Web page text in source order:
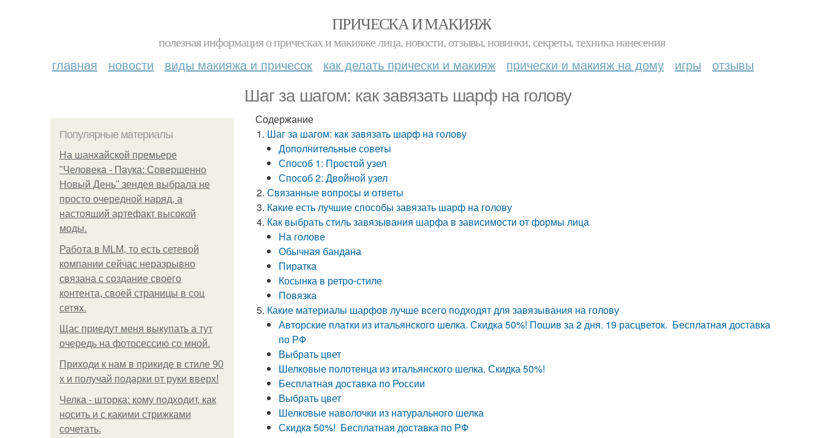
ПРИЧЕСКА И МАКИЯЖ
полезная информация о прическах и макияже лица, новости, отзывы, новинки, секреты, техника нанесения
главная новости виды макияжа и причесок как делать прически и макияж прически и макияж на дому игры отзывы
Шаг за шагом: как завязать шарф на голову
Популярные материалы
На шанхайской премьере
"Человека - Паука: Совершенно
Новый День" зендея выбрала не
просто очередной наряд, а
настоящий артефакт высокой
моды.
Работа в MLM, то есть сетевой
компании сейчас неразрывно
связана с создание своего
контента, своей страницы в соц
сетях.
Щас приедут меня выкупать а тут
очередь на фотосессию со мной.
Приходи к нам в прикиде в стиле 90
х и получай подарки от руки вверх!
Челка - шторка: кому подходит, как
носить и с какими стрижками
сочетать.
Содержание
Шаг за шагом: как завязать шарф на голову
Дополнительные советы
Способ 1: Простой узел
Способ 2: Двойной узел
Связанные вопросы и ответы
Какие есть лучшие способы завязать шарф на голову
Как выбрать стиль завязывания шарфа в зависимости от формы лица
На голове
Обычная бандана
Пиратка
Косынка в ретро-стиле
Повязка
Какие материалы шарфов лучше всего подходят для завязывания на голову
Авторские платки из итальянского шелка. Скидка 50%! Пошив за 2 дня. 19 расцветок. Бесплатная доставка
по РФ
Выбрать цвет
Шелковые полотенца из итальянского шелка. Скидка 50%!
Бесплатная доставка по России
Выбрать цвет
Шелковые наволочки из натурального шелка
Скидка 50%! Бесплатная доставка по РФ